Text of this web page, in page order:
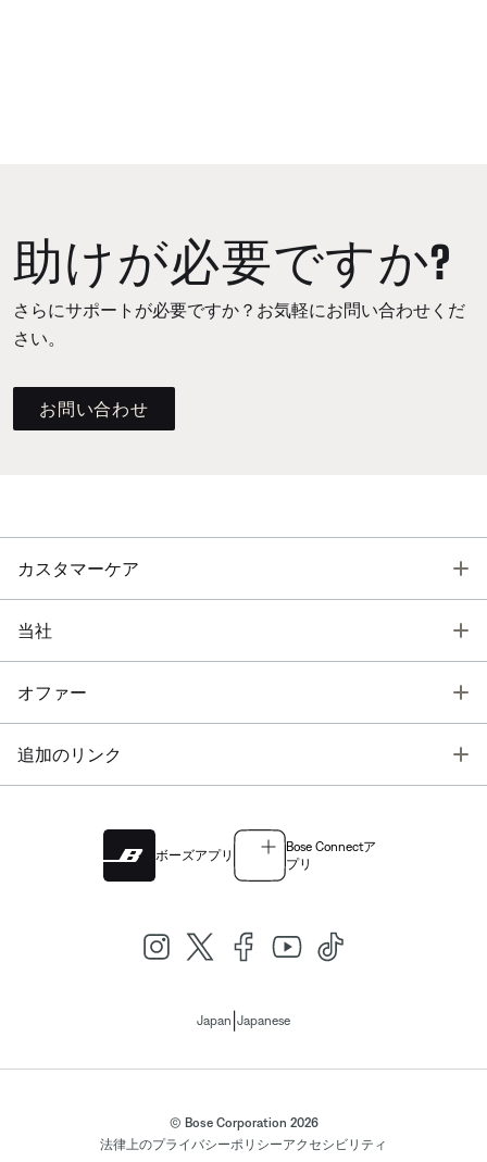
助けが必要ですか?
さらにサポートが必要ですか？お気軽にお問い合わせくだ
さい。
お問い合わせ
カスタマーケア
当社
オファー
追加のリンク
ボーズアプリ
Bose Connectア
プリ
Japan Japanese
© Bose Corporation 2026
法律上のプライバシーポリシーアクセシビリティ